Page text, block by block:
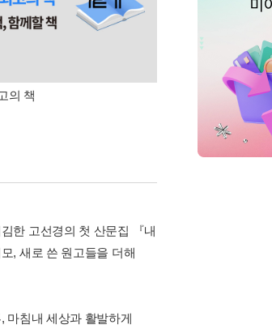
의 책 삼성카드가 쏜다! 알
한 고선경의 첫 산문집 『내
, 새로 쓴 원고들을 더해
마침내 세상과 활발하게